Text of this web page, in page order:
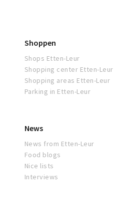
Shoppen
Shops Etten-Leur
Shopping center Etten-Leur
Shopping areas Etten-Leur
Parking in Etten-Leur
News
News from Etten-Leur
Food blogs
Nice lists
Interviews